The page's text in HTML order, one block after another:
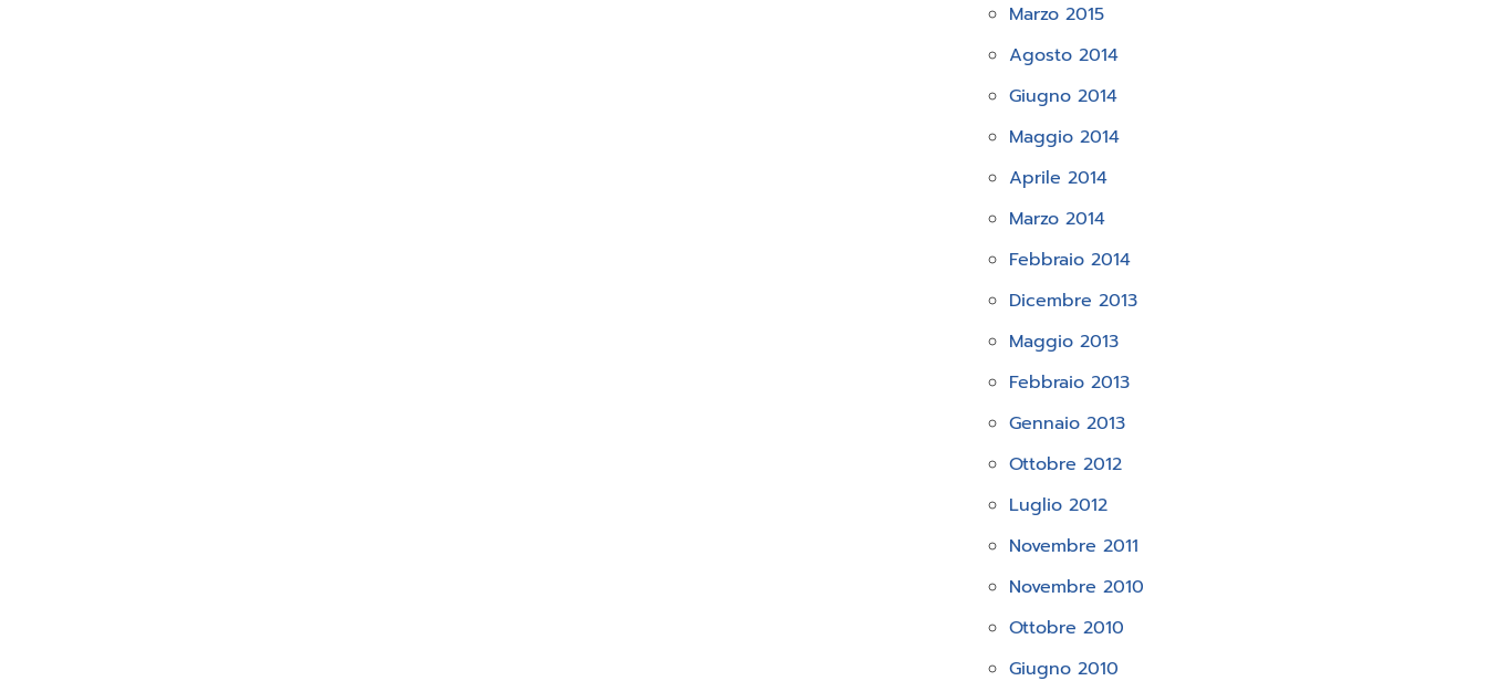
Marzo 2015
Agosto 2014
Giugno 2014
Maggio 2014
Aprile 2014
Marzo 2014
Febbraio 2014
Dicembre 2013
Maggio 2013
Febbraio 2013
Gennaio 2013
Ottobre 2012
Luglio 2012
Novembre 2011
Novembre 2010
Ottobre 2010
Giugno 2010